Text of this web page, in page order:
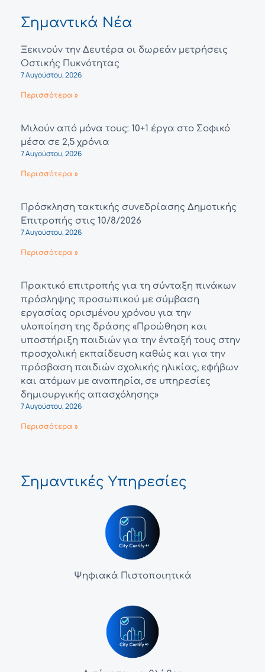
Σημαντικά Νέα
Ξεκινούν την Δευτέρα οι δωρεάν μετρήσεις
Οστικής Πυκνότητας
7 Αυγούστου, 2026
Περισσότερα »
Μιλούν από μόνα τους: 10+1 έργα στο Σοφικό
μέσα σε 2,5 χρόνια
7 Αυγούστου, 2026
Περισσότερα »
Πρόσκληση τακτικής συνεδρίασης Δημοτικής
Επιτροπής στις 10/8/2026
7 Αυγούστου, 2026
Περισσότερα »
Πρακτικό επιτροπής για τη σύνταξη πινάκων
πρόσληψης προσωπικού με σύμβαση
εργασίας ορισμένου χρόνου για την
υλοποίηση της δράσης «Προώθηση και
υποστήριξη παιδιών για την ένταξή τους στην
προσχολική εκπαίδευση καθώς και για την
πρόσβαση παιδιών σχολικής ηλικίας, εφήβων
και ατόμων με αναπηρία, σε υπηρεσίες
δημιουργικής απασχόλησης»
7 Αυγούστου, 2026
Περισσότερα »
Σημαντικές Υπηρεσίες
Ψηφιακά Πιστοποιητικά